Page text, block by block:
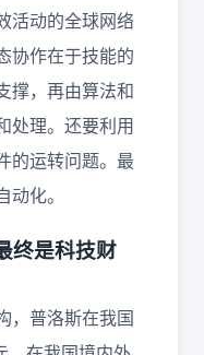
活动的全球网络
协作在于技能的
撑，再由算法和
处理。还要利用
的运转问题。最
化。
终是科技财
，普洛斯在我国